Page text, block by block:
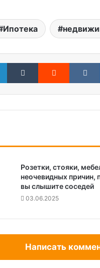
Ипотека
LinkedIn Tumblr Reddit
Розетки, стояки,
неочевидных причин,
вы слышите соседей
03.06.2025
Написать